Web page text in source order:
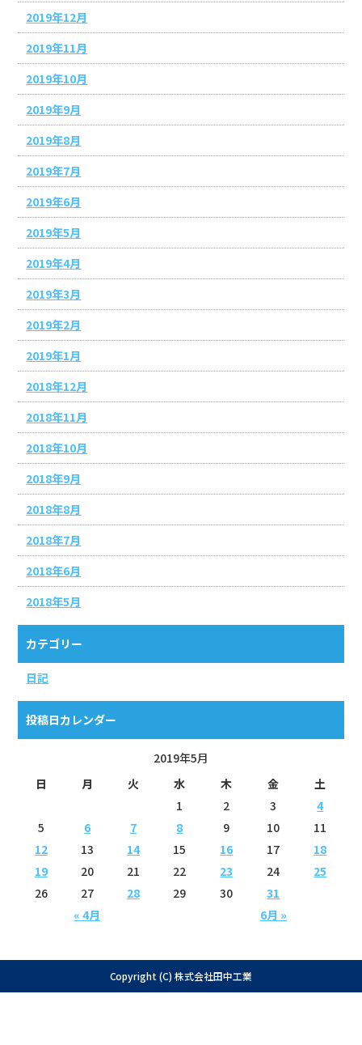
2019年12月
2019年11月
2019年10月
2019年9月
2019年8月
2019年7月
2019年6月
2019年5月
2019年4月
2019年3月
2019年2月
2019年1月
2018年12月
2018年11月
2018年10月
2018年9月
2018年8月
2018年7月
2018年6月
2018年5月
カテゴリー
日記
投稿日カレンダー
2019年5月
日
月 火 水 木 金 土
« 4月 6月 »
1 2 3
4
5
6 7 8 9 10
11
12
13 14 15 16 17
18
19
20 21 22 23 24
25
26
27 28 29 30 31
Copyright (C) 株式会社田中工業